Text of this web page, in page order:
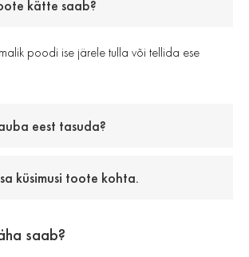
kätte saab?
poodi ise järele tulla või tellida ese
eest tasuda?
küsimusi toote kohta.
saab?